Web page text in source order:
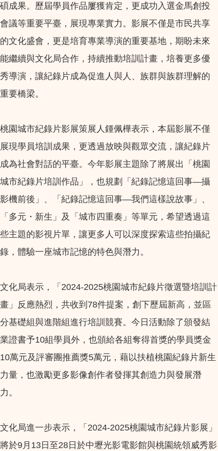
碩成果。歷屆學員作品屢獲肯定，更成功入選金馬創投
會議等重要平臺，展現專業實力。影展不僅是市民共享
的文化盛會，更是培育專業導演的重要基地，期盼未來
能繼續與文化局合作，持續推動培訓計畫，培養更多優
秀導演，讓紀錄片成為促進人與人、族群與族群理解的
重要橋梁。
桃園城市紀錄片影展策展人鍾佩樺表示，本屆影展不僅
展現學員培訓成果，更透過放映與觀眾交流，讓紀錄片
成為社會對話的平臺。今年影展主題除了將展出「桃園
城市紀錄片培訓作品」，也規劃「紀錄記憶這回事—攝
影機前後」、「紀錄記憶這回事—我們這樣說故事」、
「多元・新生」及「城市四重奏」等單元，希望透過這
些主題的影視片單，讓更多人可以深度探索這些拍攝紀
錄，體驗一座城市記憶的特色與潛力。
文化局表示，「2024-2025桃園城市紀錄片徵選暨培訓計
畫」反應熱烈，共收到78件提案，創下歷屆新高，並區
分基礎組與進階組進行培訓競賽。今日活動除了頒發結
業證書予10組學員外，也頒給各組奪得首獎的學員獎金
10萬元及評審團推薦獎5萬元，藉以扶植桃園紀錄片新生
力量，也激勵更多影像創作者發揮其創造力與發展潛
力。
文化局進一步表示，「2024-2025桃園城市紀錄片影展」
將於9月13日至28日於中壢光影電影館與桃園統領威秀影